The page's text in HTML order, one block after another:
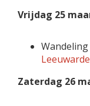
Vrijdag 25
Wandeling
Zaterdag 26